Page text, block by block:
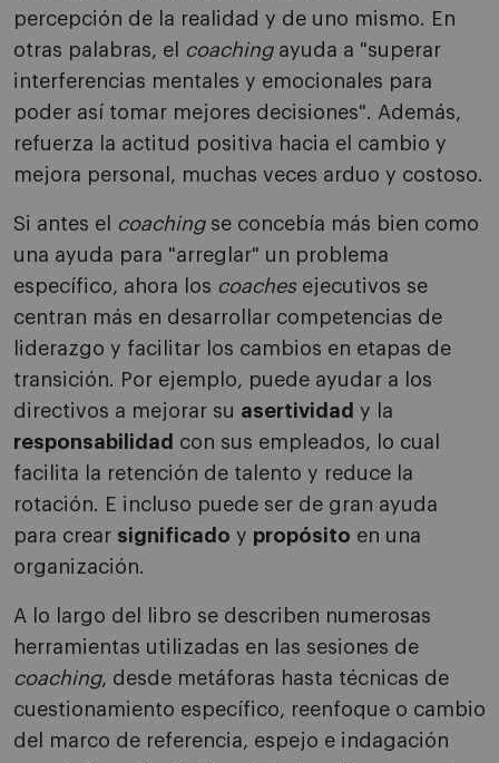
percepción de la realidad y de uno mismo. En
otras palabras, el
coachingayuda a "superar
interferencias mentales y emocionales para
poder así tomar mejores decisiones". Además,
refuerza la actitud positiva hacia el cambio y
mejora personal, muchas veces arduo y costoso.
Si antes el coachingse concebía más bien como
una ayuda para "arreglar" un problema
específico, ahora los coachesejecutivos se
centran más en desarrollar competencias de
liderazgo y facilitar los cambios en etapas de
transición. Por ejemplo, puede ayudar a los
directivos a mejorar su asertividad y la
responsabilidad con sus empleados, lo cual
facilita la retención de talento y reduce la
rotación. E incluso puede ser de gran ayuda
para crear significado y propósito en una
organización.
A lo largo del libro se describen numerosas
herramientas utilizadas en las sesiones de
coaching, desde metáforas hasta técnicas de
cuestionamiento específico, reenfoque o cambio
del marco de referencia, espejo e indagación